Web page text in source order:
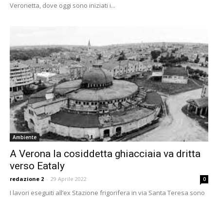
Veronetta, dove oggi sono iniziati i...
Ambiente
A Verona la cosiddetta ghiacciaia va dritta
verso Eataly
redazione 2 - 29 Aprile 2022 0
I lavori eseguiti all’ex Stazione frigorifera in via Santa Teresa sono